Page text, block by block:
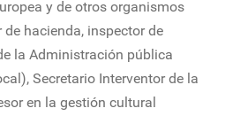
y de otros organismos
hacienda, inspector de
la Administración pública
Secretario Interventor de la
en la gestión cultural